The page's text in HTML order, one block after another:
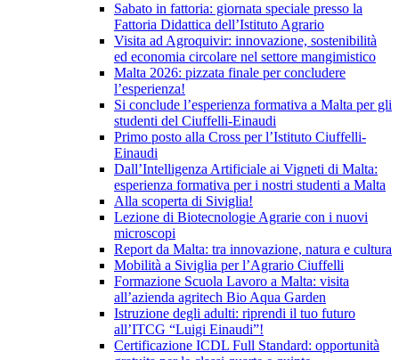
Sabato in fattoria: giornata speciale presso la
Fattoria Didattica dell’Istituto Agrario
Visita ad Agroquivir: innovazione, sostenibilità
ed economia circolare nel settore mangimistico
Malta 2026: pizzata finale per concludere
l’esperienza!
Si conclude l’esperienza formativa a Malta per gli
studenti del Ciuffelli-Einaudi
Primo posto alla Cross per l’Istituto Ciuffelli-
Einaudi
Dall’Intelligenza Artificiale ai Vigneti di Malta:
esperienza formativa per i nostri studenti a Malta
Alla scoperta di Siviglia!
Lezione di Biotecnologie Agrarie con i nuovi
microscopi
Report da Malta: tra innovazione, natura e cultura
Mobilità a Siviglia per l’Agrario Ciuffelli
Formazione Scuola Lavoro a Malta: visita
all’azienda agritech Bio Aqua Garden
Istruzione degli adulti: riprendi il tuo futuro
all’ITCG “Luigi Einaudi”!
Certificazione ICDL Full Standard: opportunità